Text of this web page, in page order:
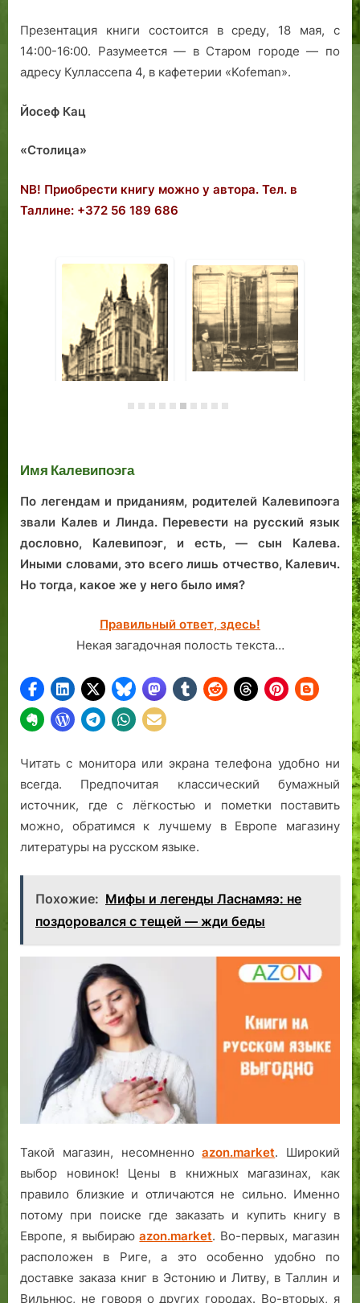
Презентация книги состоится в среду, 18 мая, с
14:00-16:00. Разумеется — в Старом городе — по
адресу Куллассепа 4, в кафетерии «Kofeman».
Йосеф Кац
«Столица»
NB! Приобрести книгу можно у автора. Тел. в
Таллине: +372 56 189 686
государственного
Имя Калевипоэга
По легендам и приданиям, родителей Калевипоэга
звали Калев и Линда. Перевести на русский язык
дословно, Калевипоэг, и есть, — сын Калева.
Иными словами, это всего лишь отчество, Калевич.
Но тогда, какое же у него было имя?
Правильный ответ, здесь!
Некая загадочная полость текста…
Читать с монитора или экрана телефона удобно ни
всегда. Предпочитая классический бумажный
источник, где с лёгкостью и пометки поставить
можно, обратимся к лучшему в Европе магазину
литературы на русском языке.
Похожие: Мифы и легенды Ласнамяэ: не
поздоровался с тещей — жди беды
Такой магазин, несомненноazon.market. Широкий
выбор новинок! Цены в книжных магазинах, как
правило близкие и отличаются не сильно. Именно
потому при поиске где заказать и купить книгу в
Европе, я выбираюazon.market. Во-первых, магазин
расположен в Риге, а это особенно удобно по
доставке заказа книг в Эстонию и Литву, в Таллин и
Вильнюс, не говоря о других городах. Во-вторых, я